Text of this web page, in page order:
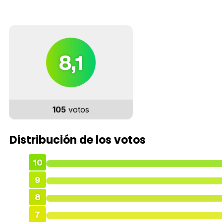
8,1
105 votos
Distribución de los votos
10
9
8
7